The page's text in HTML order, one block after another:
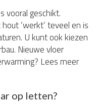
vooral geschikt.
‘werkt’ teveel en is
U kunt ook kiezen
Nieuwe vloer
Lees meer
op letten?